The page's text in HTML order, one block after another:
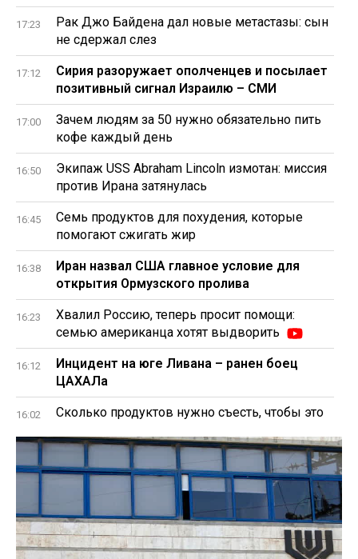
17:23
Рак Джо Байдена дал новые метастазы: сын
не сдержал слез
17:12
Сирия разоружает ополченцев и посылает
позитивный сигнал Израилю – СМИ
17:00
Зачем людям за 50 нужно обязательно пить
кофе каждый день
16:50
Экипаж USS Abraham Lincoln измотан: миссия
против Ирана затянулась
16:45
Семь продуктов для похудения, которые
помогают сжигать жир
16:38
Иран назвал США главное условие для
открытия Ормузского пролива
16:23
Хвалил Россию, теперь просит помощи:
семью американца хотят выдворить
16:12
Инцидент на юге Ливана – ранен боец
ЦАХАЛа
16:02
Сколько продуктов нужно съесть, чтобы это
15:52
Угроза для Израиля: бактерия из моря
может убить за считаные дни
15:44
Пять продуктов, которые зря считаются
полезными